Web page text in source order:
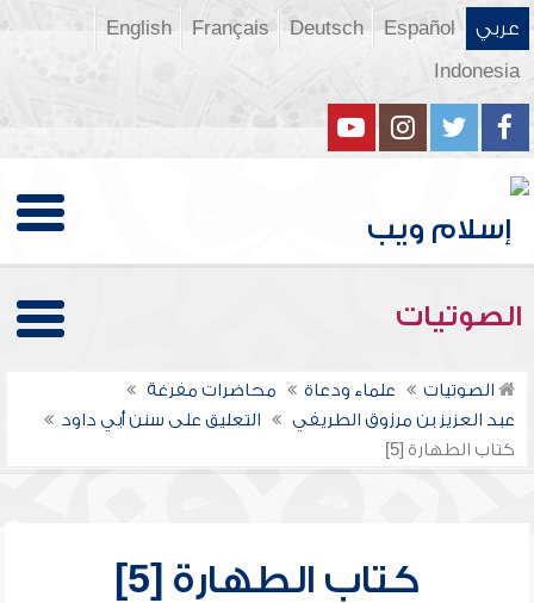
عربي Español
Deutsch
Français
English
Indonesia
الصوتيات
الصوتيات علماء ودعاة
محاضرات مفرغة
عبد العزيز بن مرزوق الطريفي
التعليق على سنن أبي داود
كتاب الطهارة [5]
كتاب الطهارة [5]